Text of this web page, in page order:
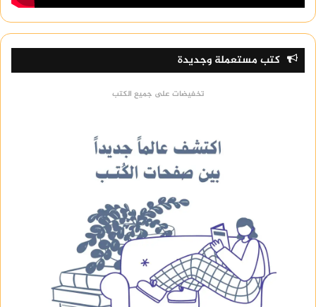
كتب مستعملة وجديدة
تخفيضات على جميع الكتب